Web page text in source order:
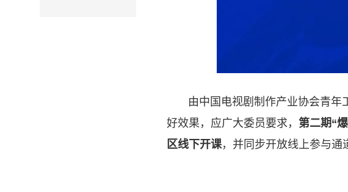
由中国电视剧制作产业协会青年
好效果，应广大委员要求， 第二期“
区线下开课，并同步开放线上参与通